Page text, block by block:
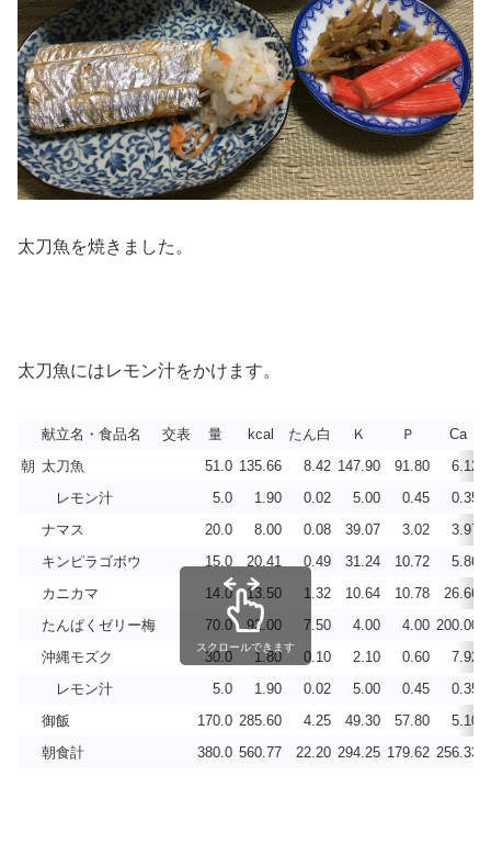
太刀魚を焼きました。
太刀魚にはレモン汁をかけます。
献立名・食品名 交表 量 kcal たん白 Ｋ Ｐ
Ca
朝 太刀魚 51.0 135.66 8.42 147.90 91.80
6.12
レモン汁
5.0 1.90 0.02 5.00 0.45
0.35
ナマス
20.0 8.00 0.08 39.07 3.02
3.97
キンピラゴボウ
15.0 20.41 0.49 31.24 10.72
5.86
カニカマ
14.0 13.50 1.32 10.64 10.78
26.66
たんぱくゼリー梅
70.0 92.00 7.50 4.00 4.00 200.00
沖縄モズク
30.0 1.80 0.10 2.10 0.60
7.92
レモン汁
5.0 1.90 0.02 5.00 0.45
0.35
御飯
170.0 285.60 4.25 49.30 57.80
5.10
朝食計
380.0 560.77 22.20 294.25 179.62 256.33
スクロールできます